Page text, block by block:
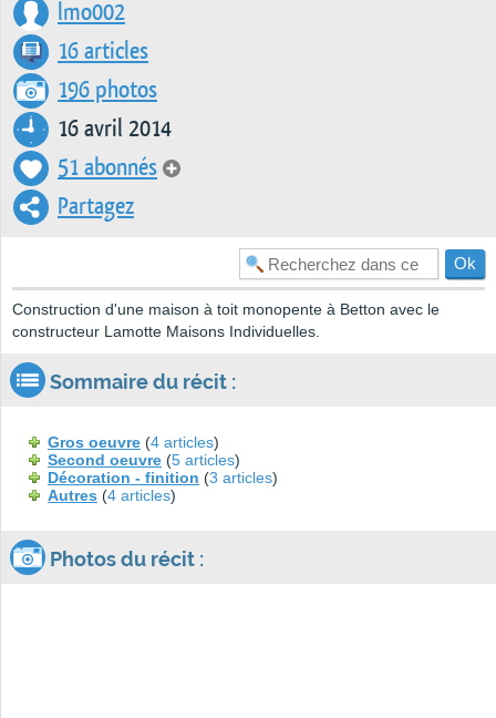
lmo002
16 articles
196 photos
16 avril 2014
51 abonnés
Partagez
Construction d'une maison à toit monopente à Betton avec le
constructeur Lamotte Maisons Individuelles.
Sommaire du récit :
Gros oeuvre (4 articles)
Second oeuvre (5 articles)
Décoration - finition (3 articles)
Autres (4 articles)
Photos du récit :